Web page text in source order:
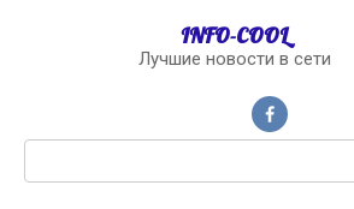
INFO-COOL
Лучшие новости в сети